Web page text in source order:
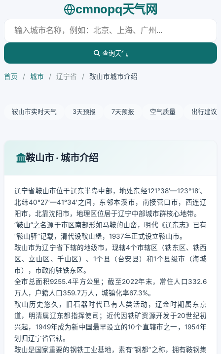
cmnopq天气网
查询天气
首页 / 城市 / 辽宁省 / 鞍山市城市介绍
鞍山市实时天气 3天预报 7天预报 空气质量 出行建议
鞍山市 · 城市介绍
辽宁省鞍山市位于辽东半岛中部，地处东经121°38′—123°18′、
北纬40°27′—41°34′之间，东邻本溪市，南接营口市，西连辽
阳市，北靠沈阳市，地理区位居于辽宁中部城市群核心地带。
“鞍山”之名源于市区南部形如马鞍的山峦，明代《辽东志》已有
“鞍山驿”记载，清代设鞍山堡，1937年正式设立鞍山市。
鞍山市为辽宁省下辖的地级市，现辖4个市辖区（铁东区、铁西
区、立山区、千山区）、1个县（台安县）和1个县级市（海城
市），市政府驻铁东区。
全市总面积9255.4平方公里；截至2022年末，常住人口332.6
万人，户籍人口359.7万人，城镇化率67.3%。
鞍山历史悠久，旧石器时代已有人类活动，辽金时期属东京
道，明清属辽东都指挥使司；近代因铁矿资源开发于20世纪初
兴起，1949年成为新中国最早设立的10个直辖市之一，1954年
划归辽宁省管辖。
鞍山是国家重要的钢铁工业基地，素有“钢都”之称，拥有鞍钢集